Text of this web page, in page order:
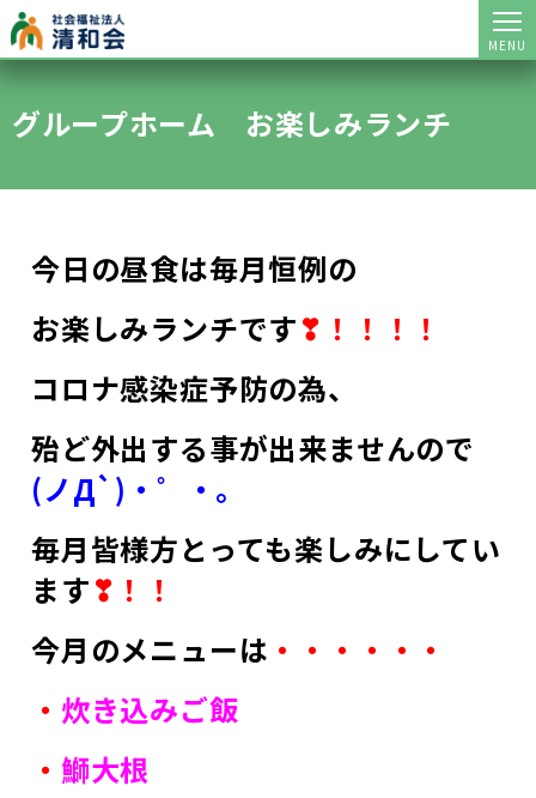
MENU
グループホーム お楽しみランチ
今日の昼食は毎月恒例の
お楽しみランチです❣！！！！
コロナ感染症予防の為、
殆ど外出する事が出来ませんので
(ノД`)・゜・。
毎月皆様方とっても楽しみにしてい
ます❣！！
今月のメニューは ・・・・・・
・ 炊き込みご飯
・ 鰤大根